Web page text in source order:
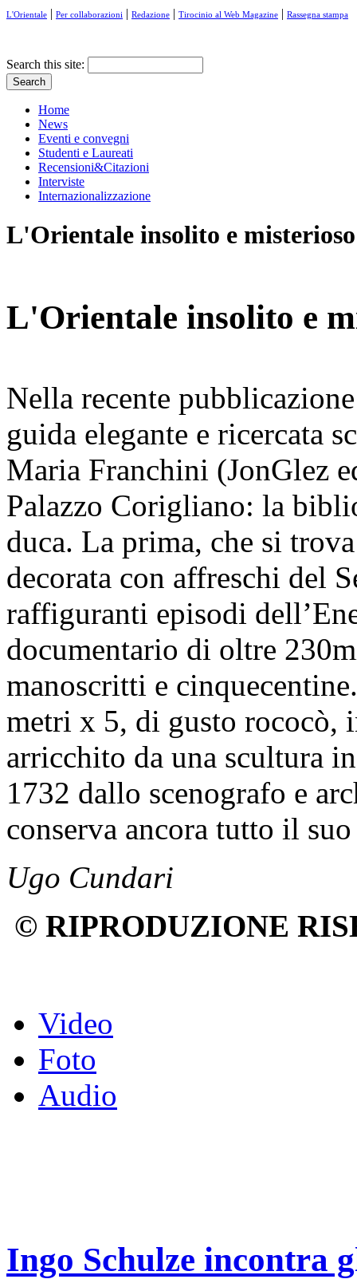
L'Orientale | Per collaborazioni | Redazione | Tirocinio al Web Magazine | Rassegna stampa
Search this site:
Home
News
Eventi e convegni
Studenti e Laureati
Recensioni&Citazioni
Interviste
Internazionalizzazione
L'Orientale insolito e misterioso
L'Orientale insolito e
Nella recente
guida elegante e ricercata
Maria Franchini (JonGlez
Palazzo Corigliano: la
duca. La prima, che si
decorata con affreschi del
raffiguranti episodi
documentario di oltre
manoscritti e
metri x 5, di gusto rococò,
arricchito da una scultura
1732 dallo scenografo e
conserva ancora tutto il
Ugo Cundari
© RIPRODUZIONE
Video
Foto
Audio
Ingo Schulze incontra